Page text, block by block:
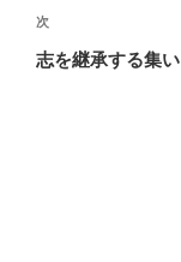
ビ
ゲ
稿
次
の
次
志を継承する集い